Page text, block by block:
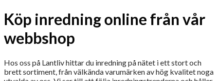
Köp inredning online från vår
webbshop
Hos oss på Lantliv hittar du inredning på nätet i ett stort och
brett sortiment, från välkända varumärken av hög kvalitet noga